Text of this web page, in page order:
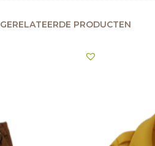
GERELATEERDE PRODUCTEN